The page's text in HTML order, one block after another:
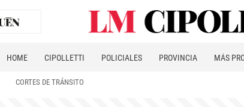
HOME CIPOLLETTI POLICIALES PROVINCIA MÁS
CORTES DE TRÁNSITO